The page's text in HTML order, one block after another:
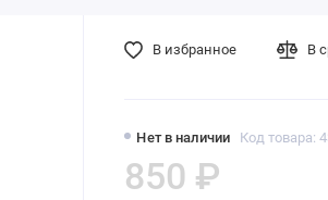
Нет в наличии Код товара:
850 ₽
В избранное В